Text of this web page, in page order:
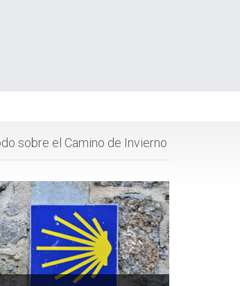
sobre el Camino de Invierno